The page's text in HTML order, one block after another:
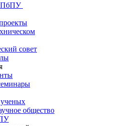
совет
общество